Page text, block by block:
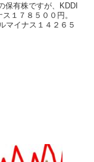
保有株ですが、KDDI
１７８５００円。
マイナス１４２６５